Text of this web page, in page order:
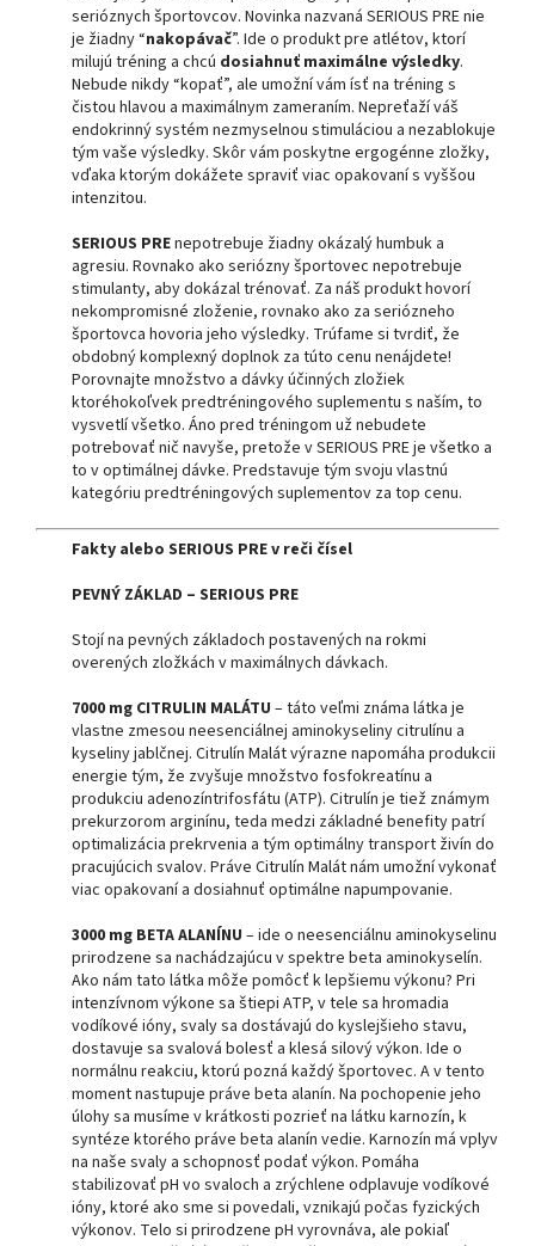
serióznych športovcov. Novinka nazvaná SERIOUS PRE nie
je žiadny “nakopávač”. Ide o produkt pre atlétov, ktorí
milujú tréning a chcú dosiahnuť maximálne výsledky.
Nebude nikdy “kopať”, ale umožní vám ísť na tréning s
čistou hlavou a maximálnym zameraním. Nepreťaží váš
endokrinný systém nezmyselnou stimuláciou a nezablokuje
tým vaše výsledky. Skôr vám poskytne ergogénne zložky,
vďaka ktorým dokážete spraviť viac opakovaní s vyššou
intenzitou.
SERIOUS PREnepotrebuje žiadny okázalý humbuk a
agresiu. Rovnako ako seriózny športovec nepotrebuje
stimulanty, aby dokázal trénovať. Za náš produkt hovorí
nekompromisné zloženie, rovnako ako za seriózneho
športovca hovoria jeho výsledky. Trúfame si tvrdiť, že
obdobný komplexný doplnok za túto cenu nenájdete!
Porovnajte množstvo a dávky účinných zložiek
ktoréhokoľvek predtréningového suplementu s naším, to
vysvetlí všetko. Áno pred tréningom už nebudete
potrebovať nič navyše, pretože v SERIOUS PRE je všetko a
to v optimálnej dávke. Predstavuje tým svoju vlastnú
kategóriu predtréningových suplementov za top cenu.
Fakty alebo SERIOUS PRE v reči čísel
PEVNÝ ZÁKLAD – SERIOUS PRE
Stojí na pevných základoch postavených na rokmi
overených zložkách v maximálnych dávkach.
7000 mg CITRULIN MALÁTU – táto veľmi známa látka je
vlastne zmesou neesenciálnej aminokyseliny citrulínu a
kyseliny jablčnej. Citrulín Malát výrazne napomáha produkcii
energie tým, že zvyšuje množstvo fosfokreatínu a
produkciu adenozíntrifosfátu (ATP). Citrulín je tiež známym
prekurzorom arginínu, teda medzi základné benefity patrí
optimalizácia prekrvenia a tým optimálny transport živín do
pracujúcich svalov. Práve Citrulín Malát nám umožní vykonať
viac opakovaní a dosiahnuť optimálne napumpovanie.
3000 mg BETA ALANÍNU – ide o neesenciálnu aminokyselinu
prirodzene sa nachádzajúcu v spektre beta aminokyselín.
Ako nám tato látka môže pomôcť k lepšiemu výkonu? Pri
intenzívnom výkone sa štiepi ATP, v tele sa hromadia
vodíkové ióny, svaly sa dostávajú do kyslejšieho stavu,
dostavuje sa svalová bolesť a klesá silový výkon. Ide o
normálnu reakciu, ktorú pozná každý športovec. A v tento
moment nastupuje práve beta alanín. Na pochopenie jeho
úlohy sa musíme v krátkosti pozrieť na látku karnozín, k
syntéze ktorého práve beta alanín vedie. Karnozín má vplyv
na naše svaly a schopnosť podať výkon. Pomáha
stabilizovať pH vo svaloch a zrýchlene odplavuje vodíkové
ióny, ktoré ako sme si povedali, vznikajú počas fyzických
výkonov. Telo si prirodzene pH vyrovnáva, ale pokiaľ